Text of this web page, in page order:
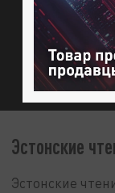
Эстонские
Эстонские